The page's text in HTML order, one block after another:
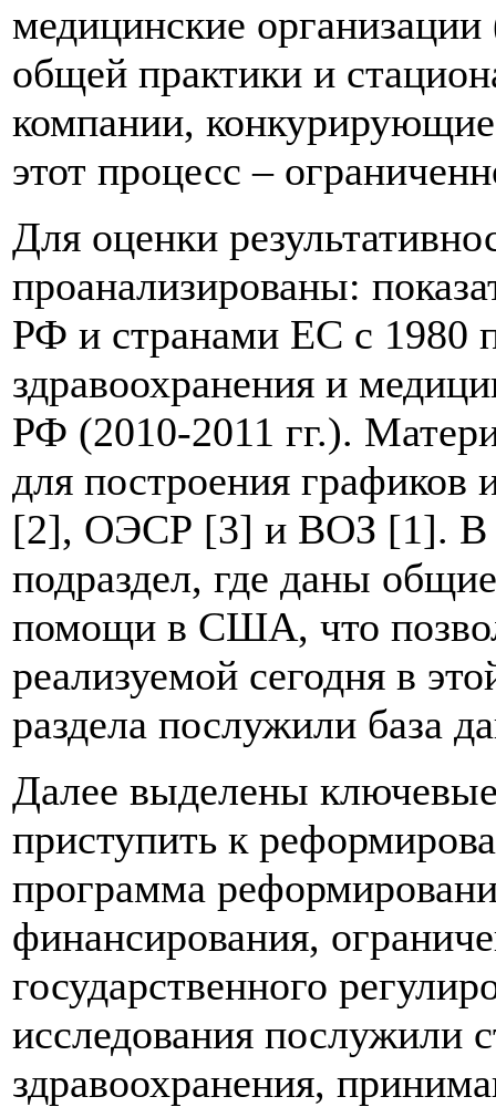
медицинские
общей практики и
компании,
этот процесс –
Для оценки
проанализированы:
РФ и странами ЕС с 1980
здравоохранения и
РФ (2010-2011 гг.).
для построения графиков
[2], ОЭСР [3] и ВОЗ [1]. В
подраздел, где даны
помощи в США, что
реализуемой сегодня в
раздела послужили база
Далее выделены
приступить к
программа
финансирования,
государственного
исследования послужили
здравоохранения,